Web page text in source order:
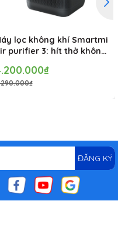
lọc không khí Smartmi
purifier 3: hít thở không
ĐĂNG KÝ